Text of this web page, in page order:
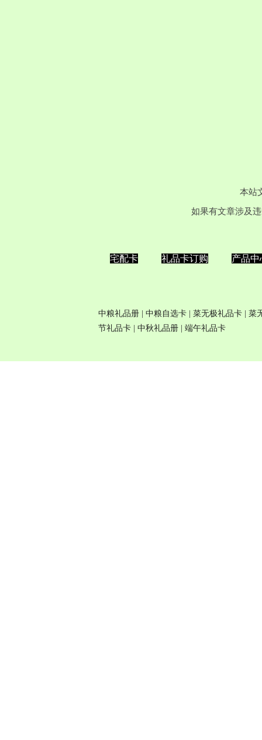
本站
如果有文章涉及
宅配卡 礼品卡订购 产品中
中粮礼品册 | 中粮自选卡 | 菜无极礼品卡 | 菜
节礼品卡 | 中秋礼品册 | 端午礼品卡